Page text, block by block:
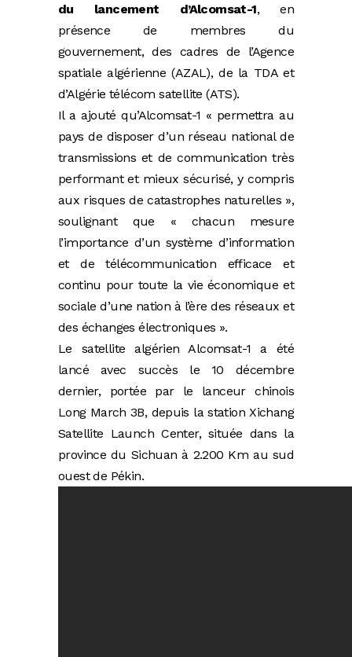
du lancement d’Alcomsat-1, en
présence de membres du
gouvernement, des cadres de l’Agence
spatiale algérienne (AZAL), de la TDA et
d’Algérie télécom satellite (ATS).
Il a ajouté qu’Alcomsat-1 « permettra au
pays de disposer d’un réseau national de
transmissions et de communication très
performant et mieux sécurisé, y compris
aux risques de catastrophes naturelles »,
soulignant que « chacun mesure
l’importance d’un système d’information
et de télécommunication efficace et
continu pour toute la vie économique et
sociale d’une nation à l’ère des réseaux et
des échanges électroniques ».
Le satellite algérien Alcomsat-1 a été
lancé avec succès le 10 décembre
dernier, portée par le lanceur chinois
Long March 3B, depuis la station Xichang
Satellite Launch Center, située dans la
province du Sichuan à 2.200 Km au sud
ouest de Pékin.